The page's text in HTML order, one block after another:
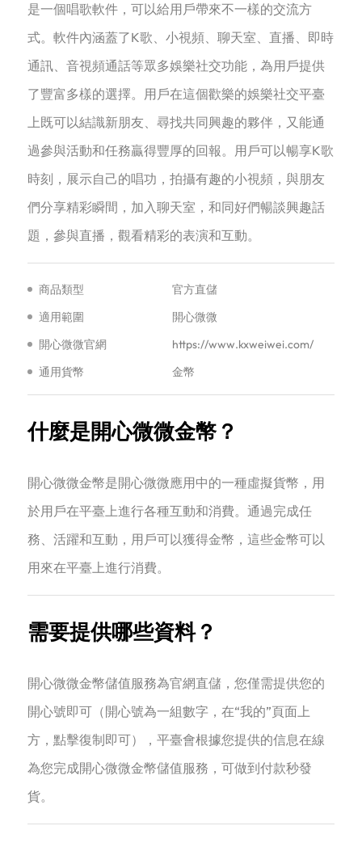
是一個唱歌軟件，可以給用戶帶來不一樣的交流方
式。軟件內涵蓋了K歌、小視頻、聊天室、直播、即時
通訊、音視頻通話等眾多娛樂社交功能，為用戶提供
了豐富多樣的選擇。用戶在這個歡樂的娛樂社交平臺
上既可以結識新朋友、尋找共同興趣的夥伴，又能通
過參與活動和任務贏得豐厚的回報。用戶可以暢享K歌
時刻，展示自己的唱功，拍攝有趣的小視頻，與朋友
們分享精彩瞬間，加入聊天室，和同好們暢談興趣話
題，參與直播，觀看精彩的表演和互動。
商品類型
官方直儲
適用範圍
開心微微
開心微微官網
https://www.kxweiwei.com/
通用貨幣
金幣
什麼是開心微微金幣？
開心微微金幣是開心微微應用中的一種虛擬貨幣，用
於用戶在平臺上進行各種互動和消費。通過完成任
務、活躍和互動，用戶可以獲得金幣，這些金幣可以
用來在平臺上進行消費‌。
需要提供哪些資料？
開心微微金幣儲值服務為官網直儲，您僅需提供您的
開心號即可（開心號為一組數字，在“我的”頁面上
方，點擊復制即可），平臺會根據您提供的信息在線
為您完成開心微微金幣儲值服務，可做到付款秒發
貨。